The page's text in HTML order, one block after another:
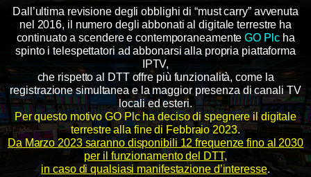
Dall’ultima revisione degli obblighi di “must carry” avvenuta
nel 2016, il numero degli abbonati al digitale terrestre ha
continuato a scendere e contemporaneamenteGO Plcha
spinto i telespettatori ad abbonarsi alla propria piattaforma
IPTV,
che rispetto al DTT offre più funzionalità, come la
registrazione simultanea e la maggior presenza di canali TV
locali ed esteri.
Per questo motivo GO Plc ha deciso di spegnere il digitale
terrestrealla fine di Febbraio 2023.
Da Marzo 2023 saranno disponibili 12 frequenze fino al 2030
per il funzionamento del DTT,
in caso di qualsiasi manifestazione d’interesse.